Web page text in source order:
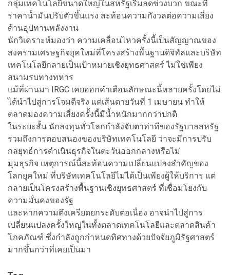
กลุ่มเทคโนโลยีขนาดใหญ่ในสหรัฐเริ่มลดช่วงบวก ขณะที่
ราคาน้ำมันปรับตัวขึ้นแรง สะท้อนความกังวลต่อความเสี่ยง
ด้านอุปทานพลังงาน
นักวิเคราะห์มองว่า ความเคลื่อนไหวครั้งนี้เป็นสัญญาณของ
สงครามเศรษฐกิจยุคใหม่ที่โครงสร้างพื้นฐานดิจิทัลและบริษัท
เทคโนโลยีกลายเป็นเป้าหมายเชิงยุทธศาสตร์ ไม่ใช่เพียง
สนามรบทางทหาร
แม้ที่ผ่านมา IRGC เคยออกคำเตือนลักษณะนี้หลายครั้งโดยไม่
ได้นำไปสู่การโจมตีจริง แต่เส้นตายวันที่ 1 เมษายน ทำให้
ตลาดมองความเสี่ยงครั้งนี้มีน้ำหนักมากกว่าปกติ
ในระยะสั้น นักลงทุนทั่วโลกกำลังจับตาท่าทีของรัฐบาลสหรัฐ
รวมถึงการตอบสนองของบริษัทเทคโนโลยี ว่าจะมีการปรับ
กลยุทธ์การดำเนินธุรกิจในตะวันออกกลางหรือไม่
มุมธุรกิจ เหตุการณ์นี้สะท้อนความเปลี่ยนแปลงสำคัญของ
โลกยุคใหม่ ที่บริษัทเทคโนโลยีไม่ได้เป็นเพียงผู้ให้บริการ แต่
กลายเป็นโครงสร้างพื้นฐานเชิงยุทธศาสตร์ ที่เชื่อมโยงกับ
ความมั่นคงของรัฐ
และหากความตึงเครียดยกระดับต่อเนื่อง อาจนำไปสู่การ
เปลี่ยนแปลงครั้งใหญ่ในทั้งตลาดเทคโนโลยีและตลาดสินค้า
โภคภัณฑ์ ซึ่งกำลังถูกกำหนดทิศทางด้วยปัจจัยภูมิรัฐศาสตร์
มากขึ้นกว่าที่เคยเป็นมา